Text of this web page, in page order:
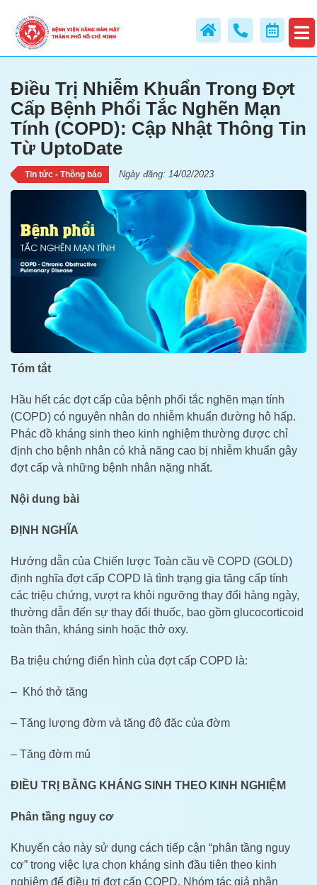
Tính (COPD): Cập Nhật Thông
Từ UptoDate
Điều Trị Nhiễm Khuẩn Trong Đợt
Cấp Bệnh Phổi Tắc Nghẽn Mạn
Tính (COPD): Cập Nhật Thông Tin
Từ UptoDate
Tin tức - Thông báo Ngày đăng: 14/02/2023
Tóm tắt
Hầu hết các đợt cấp của bệnh phổi tắc nghẽn mạn tính
(COPD) có nguyên nhân do nhiễm khuẩn đường hô hấp.
Phác đồ kháng sinh theo kinh nghiệm thường được chỉ
định cho bệnh nhân có khả năng cao bị nhiễm khuẩn gây
đợt cấp và những bệnh nhân nặng nhất.
Nội dung bài
ĐỊNH NGHĨA
Hướng dẫn của Chiến lược Toàn cầu về COPD (GOLD)
định nghĩa đợt cấp COPD là tình trạng gia tăng cấp tính
các triệu chứng, vượt ra khỏi ngưỡng thay đổi hàng ngày,
thường dẫn đến sự thay đổi thuốc, bao gồm glucocorticoid
toàn thân, kháng sinh hoặc thở oxy.
Ba triệu chứng điển hình của đợt cấp COPD là:
– Khó thở tăng
– Tăng lượng đờm và tăng độ đặc của đờm
– Tăng đờm mủ
ĐIỀU TRỊ BẰNG KHÁNG SINH THEO KINH NGHIỆM
Phân tầng nguy cơ
Khuyến cáo này sử dụng cách tiếp cận “phân tầng nguy
cơ” trong việc lựa chọn kháng sinh đầu tiên theo kinh
nghiệm để điều trị đợt cấp COPD. Nhóm tác giả phân